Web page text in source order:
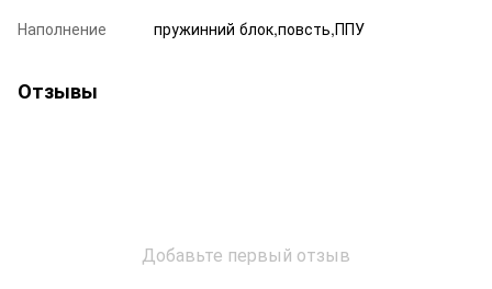
Наполнение пружинний блок,повсть,ППУ
Отзывы
Добавьте первый отзыв